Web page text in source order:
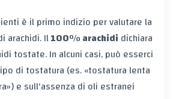
è il primo indizio per valutare la
arachidi. Il100% arachidi dichiara
tostate. In alcuni casi, può esserci
di tostatura (es. «tostatura lenta
e sull'assenza di oli estranei